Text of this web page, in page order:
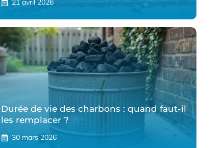
21 avril 2026
Durée de vie des charbons : quand faut-il
les remplacer ?
30 mars 2026